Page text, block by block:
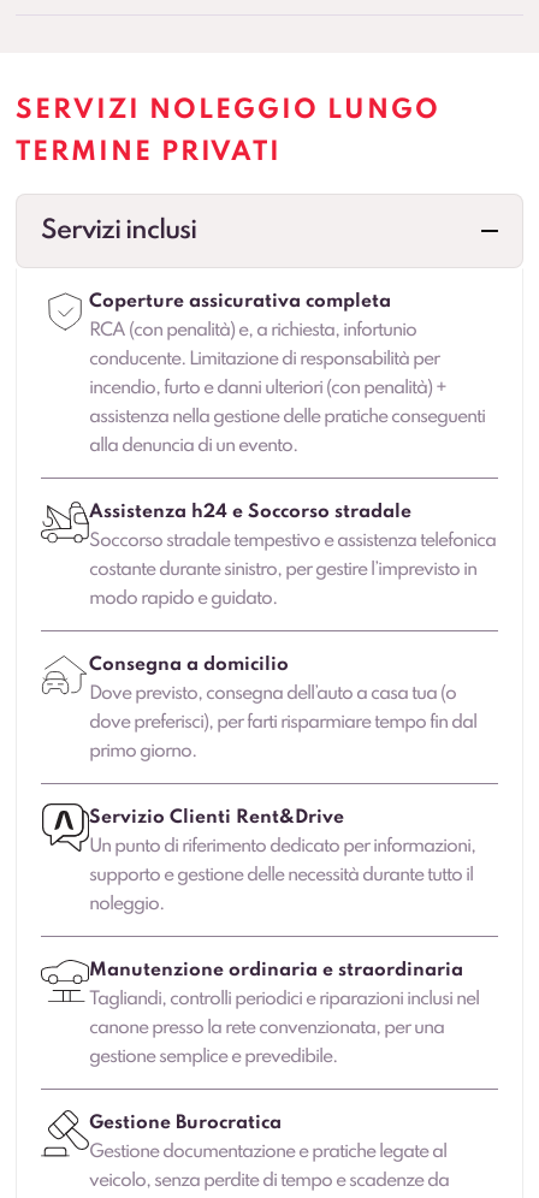
SERVIZI NOLEGGIO LUNGO
TERMINE PRIVATI
Servizi inclusi
Coperture assicurativa completa
RCA (con penalità) e, a richiesta, infortunio
conducente. Limitazione di responsabilità per
incendio, furto e danni ulteriori (con penalità) +
assistenza nella gestione delle pratiche conseguenti
alla denuncia di un evento.
Assistenza h24 e Soccorso stradale
Soccorso stradale tempestivo e assistenza telefonica
costante durante sinistro, per gestire l’imprevisto in
modo rapido e guidato.
Consegna a domicilio
Dove previsto, consegna dell’auto a casa tua (o
dove preferisci), per farti risparmiare tempo fin dal
primo giorno.
Servizio Clienti Rent&Drive
Un punto di riferimento dedicato per informazioni,
supporto e gestione delle necessità durante tutto il
noleggio.
Manutenzione ordinaria e straordinaria
Tagliandi, controlli periodici e riparazioni inclusi nel
canone presso la rete convenzionata, per una
gestione semplice e prevedibile.
Gestione Burocratica
Gestione documentazione e pratiche legate al
veicolo, senza perdite di tempo e scadenze da